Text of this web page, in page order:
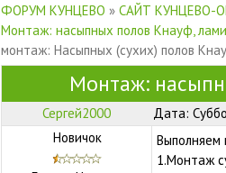
ФОРУМ КУНЦЕВО » САЙТ КУНЦЕВО-
Монтаж: насыпных полов Кнауф,
монтаж: Насыпных (сухих) полов
Монтаж:
Сергей2000 Дата:
Новичок
Выполняем
1.Монтаж